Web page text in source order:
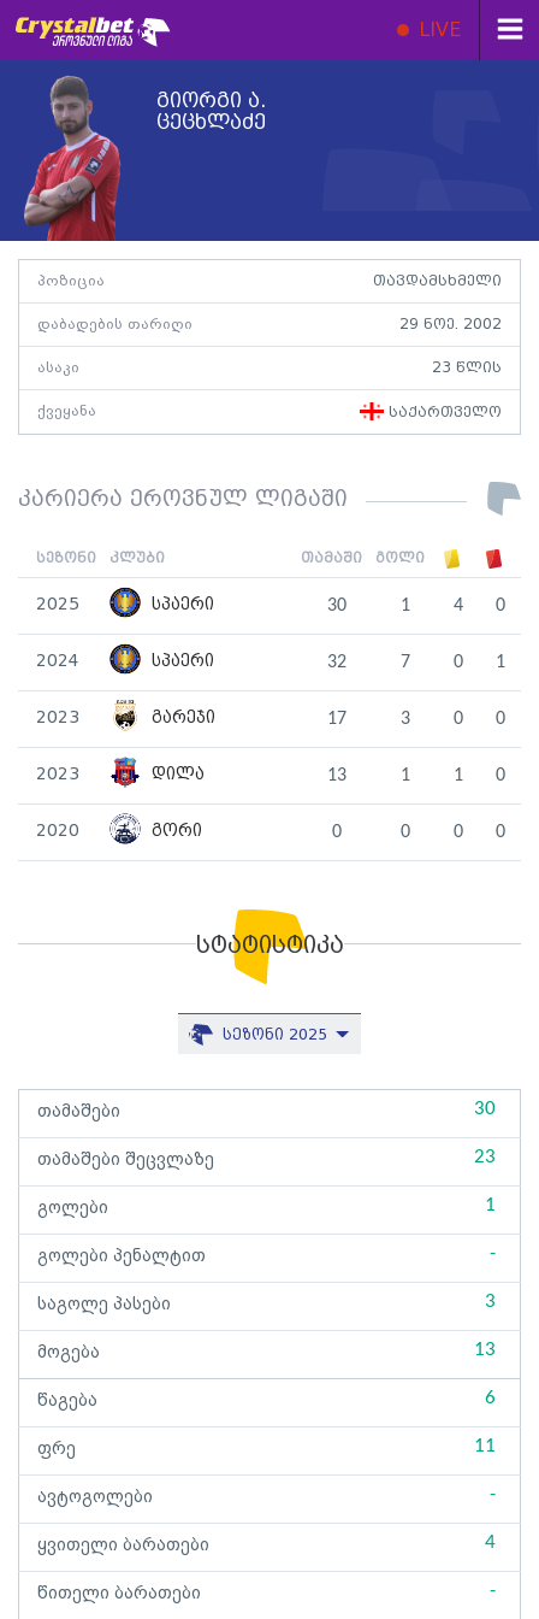
LIVE
გიორგი ა.
ცეცხლაძე
პოზიცია თავდამსხმელი
დაბადების თარიღი 29 ნოე. 2002
ასაკი 23 წლის
ქვეყანა საქართველო
კარიერა ეროვნულ ლიგაში
სეზონი კლუბი თამაში გოლი
2025 სპაერი 30 1 4 0
2024 სპაერი 32 7 0 1
2023 გარეჯი 17 3 0 0
2023 დილა 13 1 1 0
2020 გორი 0 0 0 0
სტატისტიკა
სეზონი 2025
თამაშები 30
თამაშები შეცვლაზე 23
გოლები 1
გოლები პენალტით -
საგოლე პასები 3
მოგება 13
წაგება 6
ფრე 11
ავტოგოლები -
ყვითელი ბარათები 4
წითელი ბარათები -